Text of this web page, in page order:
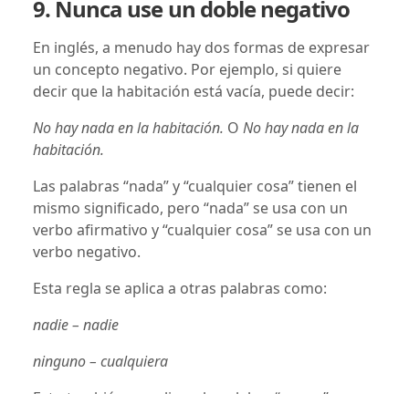
9. Nunca use un doble negativo
En inglés, a menudo hay dos formas de expresar
un concepto negativo. Por ejemplo, si quiere
decir que la habitación está vacía, puede decir:
No hay nada en la habitación. O No hay nada en la
habitación.
Las palabras “nada” y “cualquier cosa” tienen el
mismo significado, pero “nada” se usa con un
verbo afirmativo y “cualquier cosa” se usa con un
verbo negativo.
Esta regla se aplica a otras palabras como:
nadie – nadie
ninguno – cualquiera